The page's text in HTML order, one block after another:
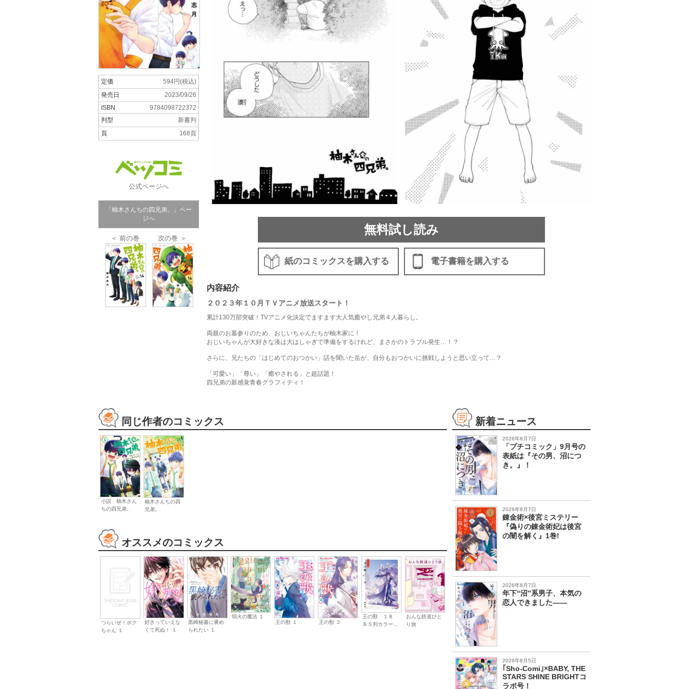
定価
594円(税込)
発売日
2023/09/26
ISBN
9784098722372
判型
新書判
頁
168頁
公式ページへ
「柚木さんちの四兄弟。」ペー
ジへ
＜ 前の巻 次の巻 ＞
無料試し読み
紙のコミックスを購入する 電子書籍を購入する
内容紹介
２０２３年１０月ＴＶアニメ放送スタート！
累計130万部突破！TVアニメ化決定でますます大人気癒やし兄弟４人暮らし。
両親のお墓参りのため、おじいちゃんたちが柚木家に！
おじいちゃんが大好きな湊は大はしゃぎで準備をするけれど、まさかのトラブル発生…！？
さらに、兄たちの「はじめてのおつかい」話を聞いた岳が、自分もおつかいに挑戦しようと思い立って…？
「可愛い」「尊い」「癒やされる」と超話題！
四兄弟の新感覚青春グラフィティ！
同じ作者のコミックス
小説 柚木さん
ちの四兄弟。
柚木さんちの四
兄弟。
オススメのコミックス
つらいぜ！ボク
ちゃん １
好きっていえな
くて死ぬ！ １
黒崎秘書に褒め
られたい １
弱火の魔法 １
王の獣 １
王の獣 ２
王の獣 １８
Ｂ５判カラー...
おんな鉄道ひと
り旅
新着ニュース
2026年8月7日
「プチコミック」9月号の
表紙は『その男、沼につ
き。』！
2026年8月7日
錬金術×後宮ミステリー
『偽りの錬金術妃は後宮
の闇を解く』1巻!
2026年8月7日
年下“沼”系男子、本気の
恋人できました――
2026年8月5日
｢Sho-Comi｣×BABY, THE
STARS SHINE BRIGHTコ
ラボ号！